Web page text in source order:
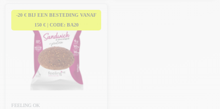
-20 € BIJ EEN BESTEDING VANAF
150 € | CODE: BA20
FEELING OK